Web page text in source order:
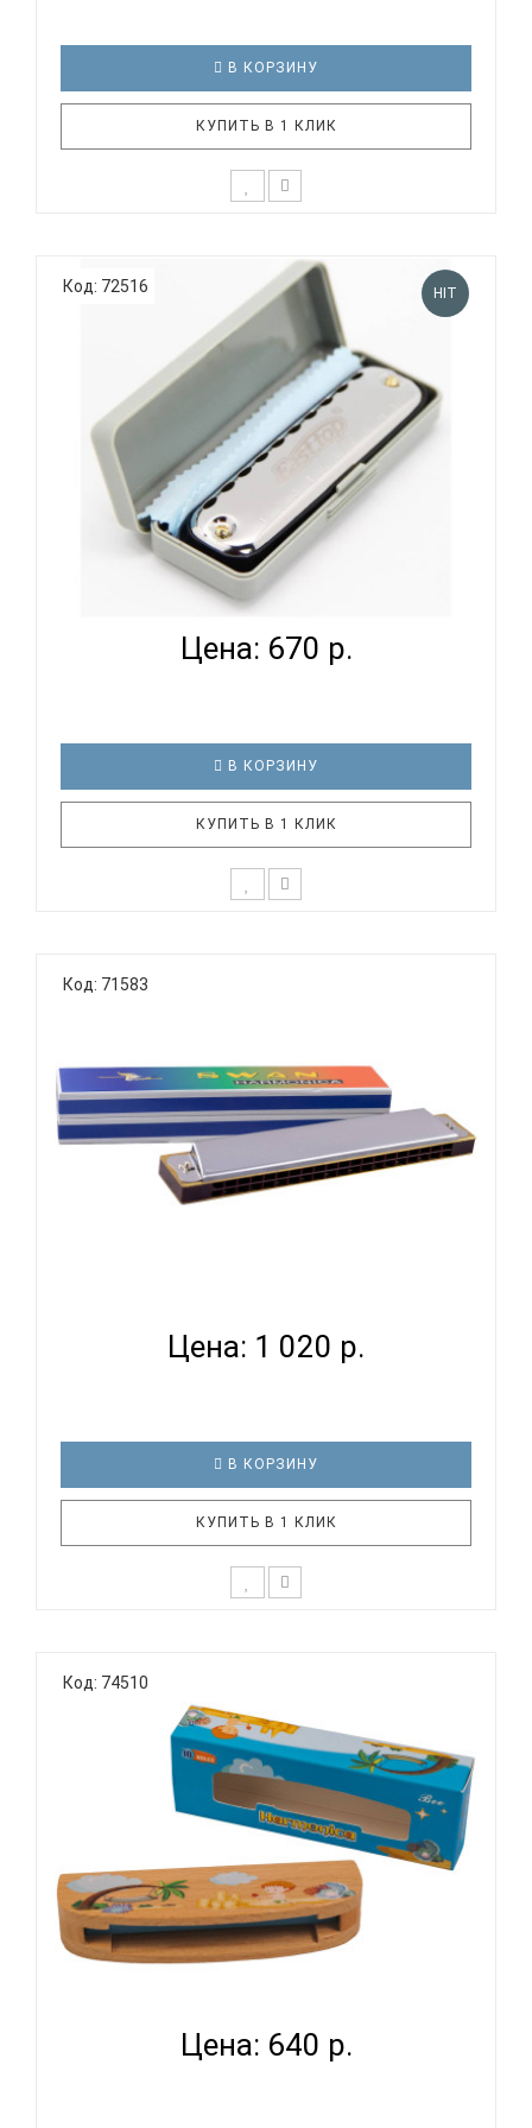
В КОРЗИНУ
КУПИТЬ В 1 КЛИК
BK Тональность: C (До мажор) Количество
отверстий: 10 Язычки: медь Корпус: пластик
Крышки корпуса: хромированные Цвет: черный
Упаковка: картонная SWAN SW1020-3-BK
диатоническая губная гармошка, ..
Код: 72516 HIT
EASTTOP T10-1 C BLACK COMB - ГУБНАЯ
ГАРМОНИКА ДИАТ...
Цена: 670 р.
В КОРЗИНУ
КУПИТЬ В 1 КЛИК
отверстий: 10 Платы: медь Язычки: 20, медь
Код: 71583
Цена: 1 020 р.
В КОРЗИНУ
КУПИТЬ В 1 КЛИК
отверстий: 20 Язычки: медь Корпус: пластик
Крышки корпуса: нержавеющая сталь Упаковка:
картонная коробка SWAN SW20 гармошка губная
тремоло, До мажор, 20/20 от..
Код: 74510
BEE DF10W B - ГУБНАЯ ГАРМОНИКА ТРЕМОЛО...
Цена: 640 р.